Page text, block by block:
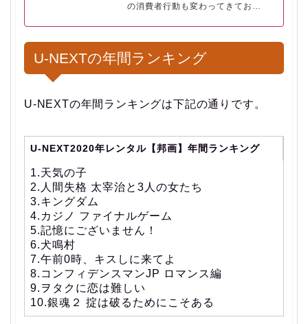
成人向けの映画を見たい人
ダウンロードできる本数に上限が
たい人
（但し、最長48時間なので、そん
まり意味がないかもしれませ
ん。）
の消費者行動も変わってきてお
を感じない人が多くなり、YouTub
e等の無料動画サービスに興味を持
つようになった人が年々増大し続
けています。与えられる情報より
も、自分が見たい情報を見るとい
います。それに呼応するかのよう
に、U-NEXTやHuluを始めとする
れるようになっています。そし
て、動画配信サービスの登録者も
ネット上で、U-NEXTの...
U-NEXTの年間ランキング
U-NEXTの年間ランキングは下記の通りです。
U-NEXT2020年レンタル【邦画】年間ランキング
1.天気の子
2.人間失格 太宰治と3人の女たち
3.キングダム
4.カジノ ファイナルゲーム
5.記憶にございません！
6.犬鳴村
7.午前0時、キスしに来てよ
8.コンフィデンスマンJP ロマンス編
9.ヲタクに恋は難しい
10.銀魂２ 掟は破るためにこそある